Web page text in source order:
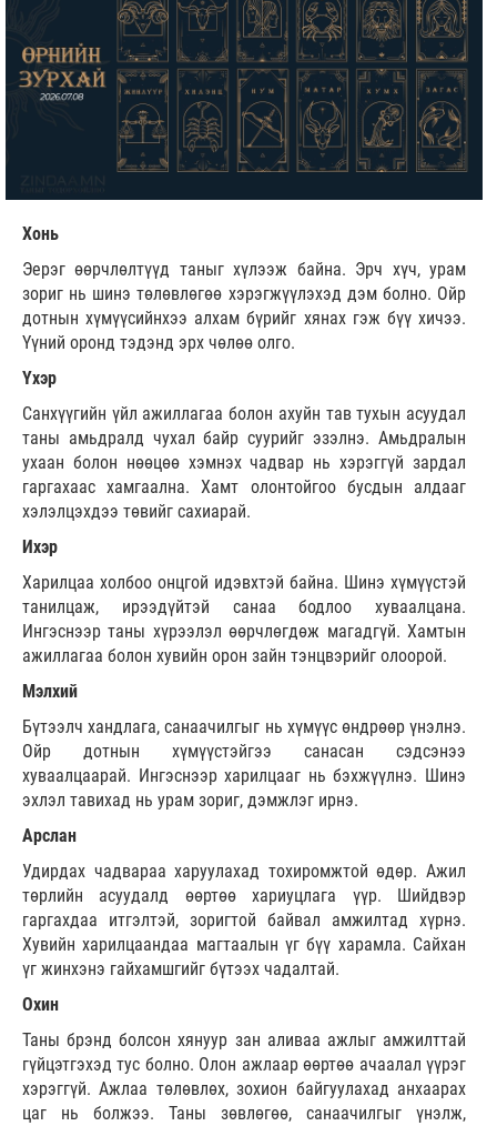
Хонь
Эерэг өөрчлөлтүүд таныг хүлээж байна. Эрч хүч, урам
зориг нь шинэ төлөвлөгөө хэрэгжүүлэхэд дэм болно. Ойр
дотнын хүмүүсийнхээ алхам бүрийг хянах гэж бүү хичээ.
Үүний оронд тэдэнд эрх чөлөө олго.
Үхэр
Санхүүгийн үйл ажиллагаа болон ахуйн тав тухын асуудал
таны амьдралд чухал байр суурийг эзэлнэ. Амьдралын
ухаан болон нөөцөө хэмнэх чадвар нь хэрэггүй зардал
гаргахаас хамгаална. Хамт олонтойгоо бусдын алдааг
хэлэлцэхдээ төвийг сахиарай.
Ихэр
Харилцаа холбоо онцгой идэвхтэй байна. Шинэ хүмүүстэй
танилцаж, ирээдүйтэй санаа бодлоо хуваалцана.
Ингэснээр таны хүрээлэл өөрчлөгдөж магадгүй. Хамтын
ажиллагаа болон хувийн орон зайн тэнцвэрийг олоорой.
Мэлхий
Бүтээлч хандлага, санаачилгыг нь хүмүүс өндрөөр үнэлнэ.
Ойр дотнын хүмүүстэйгээ санасан сэдсэнээ
хуваалцаарай. Ингэснээр харилцааг нь бэхжүүлнэ. Шинэ
эхлэл тавихад нь урам зориг, дэмжлэг ирнэ.
Арслан
Удирдах чадвараа харуулахад тохиромжтой өдөр. Ажил
төрлийн асуудалд өөртөө хариуцлага үүр. Шийдвэр
гаргахдаа итгэлтэй, зоригтой байвал амжилтад хүрнэ.
Хувийн харилцаандаа магтаалын үг бүү харамла. Сайхан
үг жинхэнэ гайхамшгийг бүтээх чадалтай.
Охин
Таны брэнд болсон хянуур зан аливаа ажлыг амжилттай
гүйцэтгэхэд тус болно. Олон ажлаар өөртөө ачаалал үүрэг
хэрэггүй. Ажлаа төлөвлөх, зохион байгуулахад анхаарах
цаг нь болжээ. Таны зөвлөгөө, санаачилгыг үнэлж,